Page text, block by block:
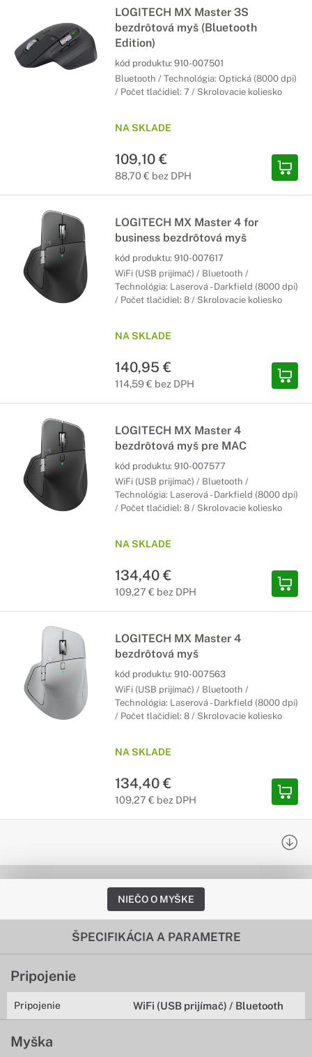
LOGITECH MX Master 3S
bezdrôtová myš (Bluetooth
Edition)
kód produktu: 910-007501
Bluetooth / Technológia: Optická (8000 dpi)
/ Počet tlačidiel: 7 / Skrolovacie koliesko
NA SKLADE
109,10 €
88,70 € bez DPH
LOGITECH MX Master 4 for
business bezdrôtová myš
kód produktu: 910-007617
WiFi (USB prijímač) / Bluetooth /
Technológia: Laserová - Darkfield (8000 dpi)
/ Počet tlačidiel: 8 / Skrolovacie koliesko
NA SKLADE
140,95 €
114,59 € bez DPH
LOGITECH MX Master 4
bezdrôtová myš pre MAC
kód produktu: 910-007577
WiFi (USB prijímač) / Bluetooth /
Technológia: Laserová - Darkfield (8000 dpi)
/ Počet tlačidiel: 8 / Skrolovacie koliesko
NA SKLADE
134,40 €
109,27 € bez DPH
LOGITECH MX Master 4
bezdrôtová myš
kód produktu: 910-007563
WiFi (USB prijímač) / Bluetooth /
Technológia: Laserová - Darkfield (8000 dpi)
/ Počet tlačidiel: 8 / Skrolovacie koliesko
NA SKLADE
134,40 €
109,27 € bez DPH
NIEČO O MYŠKE
ŠPECIFIKÁCIA A PARAMETRE
Pripojenie
Pripojenie WiFi (USB prijímač) / Bluetooth
Myška